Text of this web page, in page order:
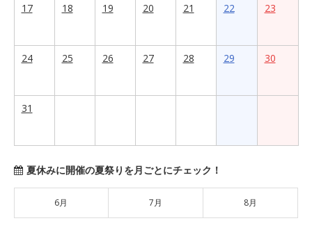
17
18 19 20 21 22 23
24 25 26 27 28 29 30
31
夏休みに開催の夏祭りを月ごとにチェック！
6月 7月 8月